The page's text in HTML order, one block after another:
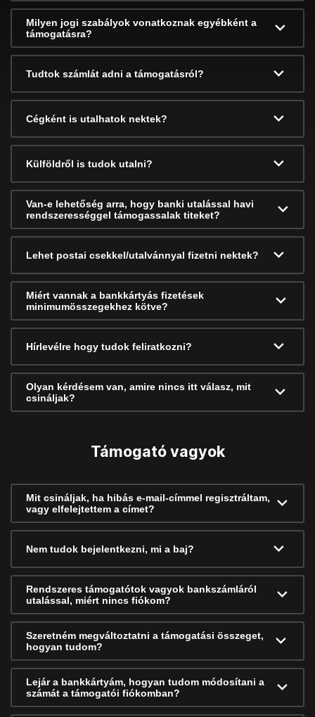
Milyen jogi szabályok vonatkoznak egyébként a
támogatásra?
Tudtok számlát adni a támogatásról?
Cégként is utalhatok nektek?
Külföldről is tudok utalni?
Van-e lehetőség arra, hogy banki utalással havi
rendszerességgel támogassalak titeket?
Lehet postai csekkel/utalvánnyal fizetni nektek?
Miért vannak a bankkártyás fizetések
minimumösszegekhez kötve?
Hírlevélre hogy tudok feliratkozni?
Olyan kérdésem van, amire nincs itt válasz, mit
csináljak?
Támogató vagyok
Mit csináljak, ha hibás e-mail-címmel regisztráltam,
vagy elfelejtettem a címet?
Nem tudok bejelentkezni, mi a baj?
Rendszeres támogatótok vagyok bankszámláról
utalással, miért nincs fiókom?
Szeretném megváltoztatni a támogatási összeget,
hogyan tudom?
Lejár a bankkártyám, hogyan tudom módosítani a
számát a támogatói fiókomban?